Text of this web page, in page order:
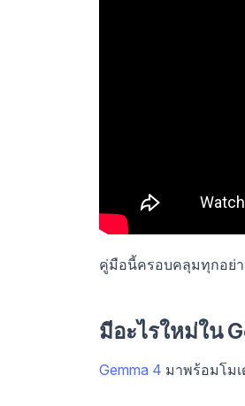
คู่มือนี้ครอบคลุมทุกอย่า
มีอะไรใหม่ใน
Gemma 4 มาพร้อมโม